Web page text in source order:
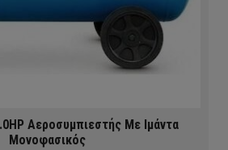
Αεροσυμπιεστής Με Ιμάντα
Μονοφασικός